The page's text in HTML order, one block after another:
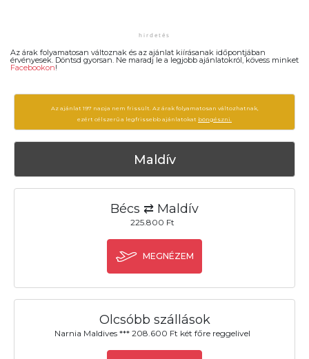
Az árak folyamatosan változnak és az ajánlat kiírásanak időpontjában
érvényesek. Döntsd gyorsan. Ne maradj le a legjobb ajánlatokról, kövess minket
Facebookon!
Az ajánlat 197 napja nem frissült. Az árak folyamatosan változhatnak,
ezért célszerű a legfrissebb ajánlatokat böngészni.
Maldív
Bécs ⇄ Maldív
225.800 Ft
MEGNÉZEM
Olcsóbb szállások
Narnia Maldives *** 208.600 Ft két főre reggelivel